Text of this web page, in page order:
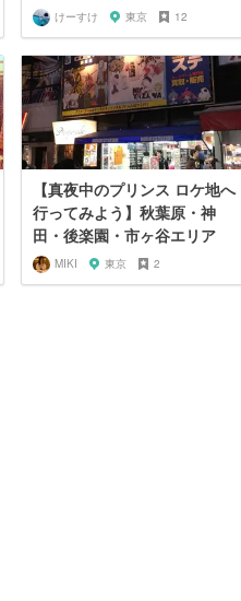
けーすけ 東京 12
【真夜中のプリンス ロケ地へ
行ってみよう】秋葉原・神
田・後楽園・市ヶ谷エリア
MIKI 東京 2